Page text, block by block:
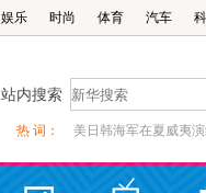
娱乐 时尚 体育 汽车
站内搜索
热 词： 美日韩海军在夏威夷